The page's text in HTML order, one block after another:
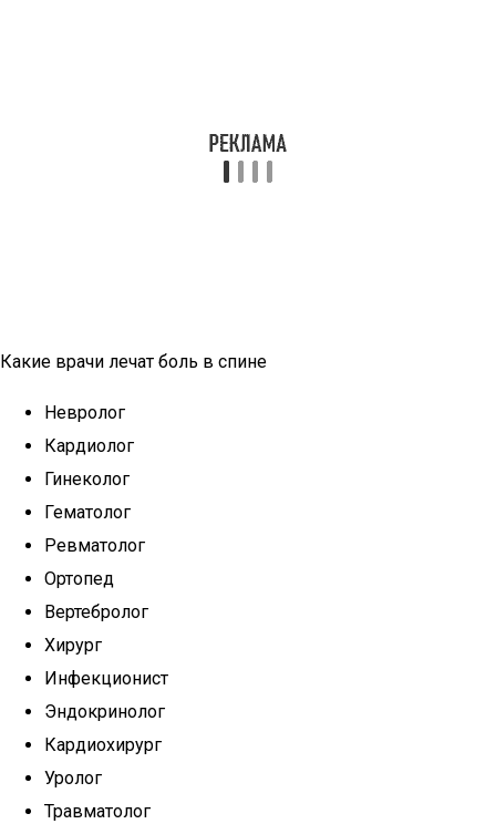
Какие врачи лечат боль в спине
Невролог
Кардиолог
Гинеколог
Гематолог
Ревматолог
Ортопед
Вертебролог
Хирург
Инфекционист
Эндокринолог
Кардиохирург
Уролог
Травматолог